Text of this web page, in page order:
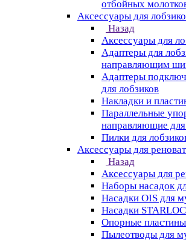
отбойных
Аксессуары для
Назад
Аксессуары для
Адаптеры для
направляющим
Адаптеры
для лобзиков
Накладки и
Параллельные
направляющие для
Пилки для
Аксессуары для
Назад
Аксессуары для
Наборы насадок
Насадки OIS для
Насадки
Опорные
Пылеотводы для